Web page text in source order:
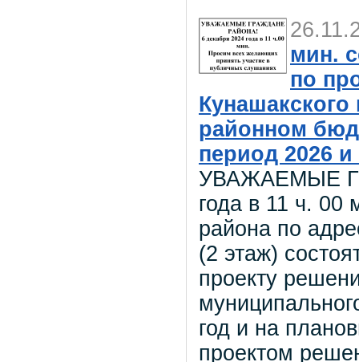
мин.
по
районном
период 2026 и
УВАЖАЕМЫЕ
года в 11 ч. 00
района по
(2 этаж)
проекту
год и на
проектом